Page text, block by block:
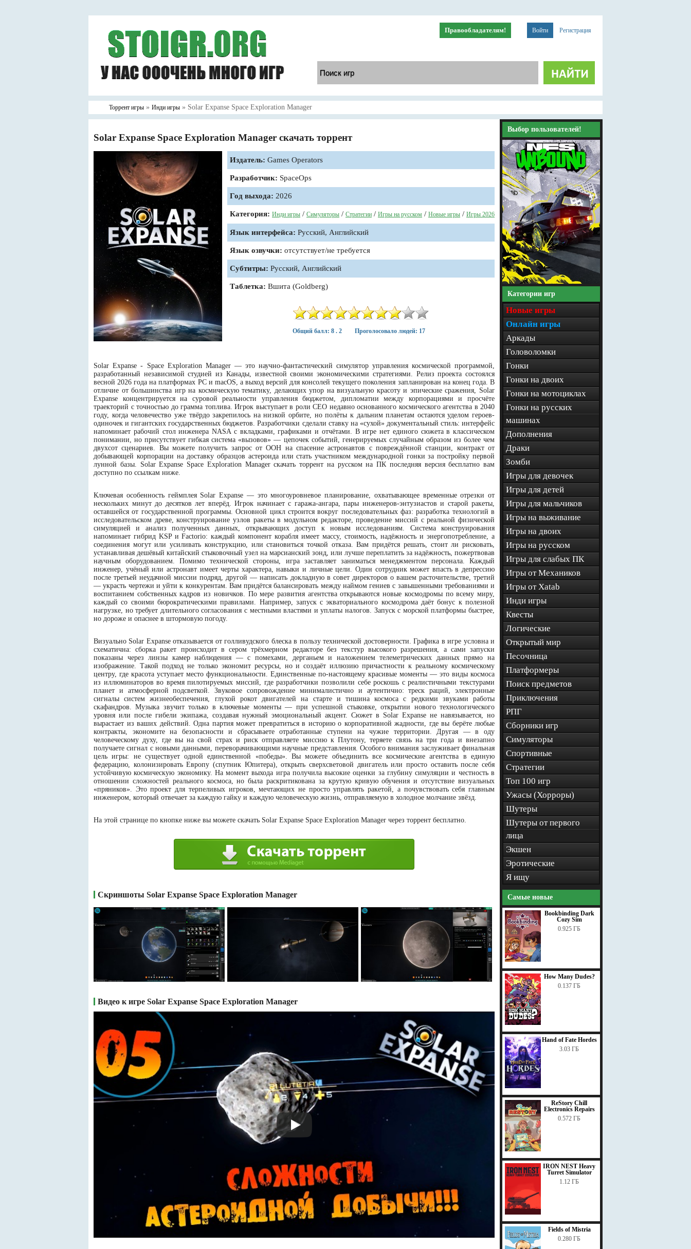
Войти Регистрация
Правообладателям!
Торрент игры » Инди игры » Solar Expanse Space Exploration Manager
Solar Expanse Space Exploration Manager скачать торрент
Издатель: Games Operators
Разработчик: SpaceOps
Год выхода: 2026
Категория: Инди игры / Симуляторы / Стратегии / Игры на русском / Новые игры / Игры 2026
Язык интерфейса: Русский, Английский
Язык озвучки: отсутствует/не требуется
Субтитры: Русский, Английский
Таблетка: Вшита (Goldberg)
Общий балл: 8 . 2 Проголосовало людей: 17
Solar Expanse - Space Exploration Manager — это научно-фантастический симулятор управления космической программой,
разработанный независимой студией из Канады, известной своими экономическими стратегиями. Релиз проекта состоялся
весной 2026 года на платформах PC и macOS, а выход версий для консолей текущего поколения запланирован на конец года. В
отличие от большинства игр на космическую тематику, делающих упор на визуальную красоту и эпические сражения, Solar
Expanse концентрируется на суровой реальности управления бюджетом, дипломатии между корпорациями и просчёте
траекторий с точностью до грамма топлива. Игрок выступает в роли CEO недавно основанного космического агентства в 2040
году, когда человечество уже твёрдо закрепилось на низкой орбите, но полёты к дальним планетам остаются уделом героев-
одиночек и гигантских государственных бюджетов. Разработчики сделали ставку на «сухой» документальный стиль: интерфейс
напоминает рабочий стол инженера NASA с вкладками, графиками и отчётами. В игре нет единого сюжета в классическом
понимании, но присутствует гибкая система «вызовов» — цепочек событий, генерируемых случайным образом из более чем
двухсот сценариев. Вы можете получить запрос от ООН на спасение астронавтов с повреждённой станции, контракт от
добывающей корпорации на доставку образцов астероида или стать участником международной гонки за постройку первой
лунной базы. Solar Expanse Space Exploration Manager скачать торрент на русском на ПК последняя версия бесплатно вам
доступно по ссылкам ниже.
Ключевая особенность геймплея Solar Expanse — это многоуровневое планирование, охватывающее временные отрезки от
нескольких минут до десятков лет вперёд. Игрок начинает с гаража-ангара, пары инженеров-энтузиастов и старой ракеты,
оставшейся от государственной программы. Основной цикл строится вокруг последовательных фаз: разработка технологий в
исследовательском древе, конструирование узлов ракеты в модульном редакторе, проведение миссий с реальной физической
симуляцией и анализ полученных данных, открывающих доступ к новым исследованиям. Система конструирования
напоминает гибрид KSP и Factorio: каждый компонент корабля имеет массу, стоимость, надёжность и энергопотребление, а
соединения могут или усиливать конструкцию, или становиться точкой отказа. Вам придётся решать, стоит ли рисковать,
устанавливая дешёвый китайский стыковочный узел на марсианский зонд, или лучше переплатить за надёжность, пожертвовав
научным оборудованием. Помимо технической стороны, игра заставляет заниматься менеджментом персонала. Каждый
инженер, учёный или астронавт имеет черты характера, навыки и личные цели. Один сотрудник может впасть в депрессию
после третьей неудачной миссии подряд, другой — написать докладную в совет директоров о вашем расточительстве, третий
— украсть чертежи и уйти к конкурентам. Вам придётся балансировать между наймом гениев с завышенными требованиями и
воспитанием собственных кадров из новичков. По мере развития агентства открываются новые космодромы по всему миру,
каждый со своими бюрократическими правилами. Например, запуск с экваториального космодрома даёт бонус к полезной
нагрузке, но требует длительного согласования с местными властями и уплаты налогов. Запуск с морской платформы быстрее,
но дороже и опаснее в штормовую погоду.
Визуально Solar Expanse отказывается от голливудского блеска в пользу технической достоверности. Графика в игре условна и
схематична: сборка ракет происходит в сером трёхмерном редакторе без текстур высокого разрешения, а сами запуски
показаны через линзы камер наблюдения — с помехами, дерганьем и наложением телеметрических данных прямо на
изображение. Такой подход не только экономит ресурсы, но и создаёт иллюзию причастности к реальному космическому
центру, где красота уступает место функциональности. Единственные по-настоящему красивые моменты — это виды космоса
из иллюминаторов во время пилотируемых миссий, где разработчики позволили себе роскошь с реалистичными текстурами
планет и атмосферной подсветкой. Звуковое сопровождение минималистично и аутентично: треск раций, электронные
сигналы систем жизнеобеспечения, глухой рокот двигателей на старте и тишина космоса с редкими звуками работы
скафандров. Музыка звучит только в ключевые моменты — при успешной стыковке, открытии нового технологического
уровня или после гибели экипажа, создавая нужный эмоциональный акцент. Сюжет в Solar Expanse не навязывается, но
вырастает из ваших действий. Одна партия может превратиться в историю о корпоративной жадности, где вы берёте любые
контракты, экономите на безопасности и сбрасываете отработанные ступени на чужие территории. Другая — в оду
человеческому духу, где вы на свой страх и риск отправляете миссию к Плутону, теряете связь на три года и внезапно
получаете сигнал с новыми данными, переворачивающими научные представления. Особого внимания заслуживает финальная
цель игры: не существует одной единственной «победы». Вы можете объединить все космические агентства в единую
федерацию, колонизировать Европу (спутник Юпитера), открыть сверхсветовой двигатель или просто оставить после себя
устойчивую космическую экономику. На момент выхода игра получила высокие оценки за глубину симуляции и честность в
отношении сложностей реального космоса, но была раскритикована за крутую кривую обучения и отсутствие визуальных
«пряников». Это проект для терпеливых игроков, мечтающих не просто управлять ракетой, а почувствовать себя главным
инженером, который отвечает за каждую гайку и каждую человеческую жизнь, отправляемую в холодное молчание звёзд.
На этой странице по кнопке ниже вы можете скачать Solar Expanse Space Exploration Manager через торрент бесплатно.
Скриншоты Solar Expanse Space Exploration Manager
Видео к игре Solar Expanse Space Exploration Manager
Выбор пользователей!
Категории игр
Новые игры
Онлайн игры
Аркады
Головоломки
Гонки
Гонки на двоих
Гонки на мотоциклах
Гонки на русских
машинах
Дополнения
Драки
Зомби
Игры для девочек
Игры для детей
Игры для мальчиков
Игры на выживание
Игры на двоих
Игры на русском
Игры для слабых ПК
Игры от Механиков
Игры от Xatab
Инди игры
Квесты
Логические
Открытый мир
Песочница
Платформеры
Поиск предметов
Приключения
РПГ
Сборники игр
Симуляторы
Спортивные
Стратегии
Топ 100 игр
Ужасы (Хорроры)
Шутеры
Шутеры от первого
лица
Экшен
Эротические
Я ищу
Самые новые
Bookbinding Dark
Cozy Sim
0.925 ГБ
How Many Dudes?
0.137 ГБ
Hand of Fate Hordes
3.03 ГБ
ReStory Chill
Electronics Repairs
0.572 ГБ
IRON NEST Heavy
Turret Simulator
1.12 ГБ
Fields of Mistria
0.280 ГБ